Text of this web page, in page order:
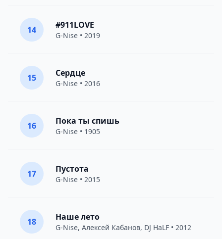
14 #911LOVE
G-Nise • 2019
15 Сердце
G-Nise • 2016
16 Пока ты спишь
G-Nise • 1905
17 Пустота
G-Nise • 2015
18 Наше лето
G-Nise, Алексей Кабанов, DJ HaLF • 2012